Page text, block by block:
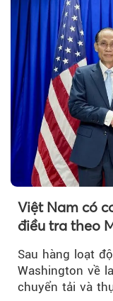
hiệu lực từ
Việt Nam có
điều tra theo
Sau hàng loạt
Washington về
chuyển tải và